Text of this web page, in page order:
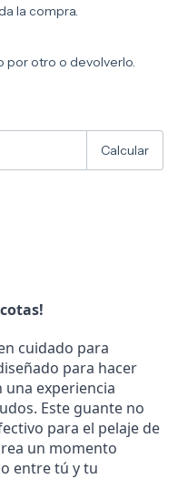
la compra.
por otro o devolverlo.
Calcular
cuidado para
para hacer
una experiencia
Este guante no
para el pelaje de
un momento
entre tú y tu